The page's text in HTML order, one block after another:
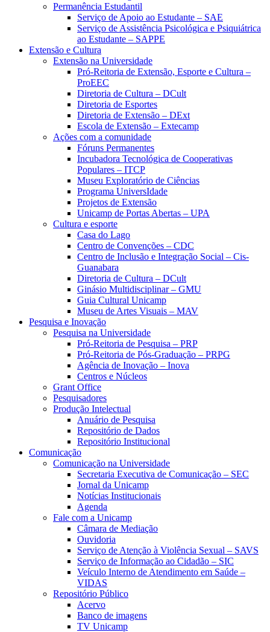
Permanência Estudantil
Serviço de Apoio ao Estudante – SAE
Serviço de Assistência Psicológica e Psiquiátrica
ao Estudante – SAPPE
Extensão e Cultura
Extensão na Universidade
Pró-Reitoria de Extensão, Esporte e Cultura –
ProEEC
Diretoria de Cultura – DCult
Diretoria de Esportes
Diretoria de Extensão – DExt
Escola de Extensão – Extecamp
Ações com a comunidade
Fóruns Permanentes
Incubadora Tecnológica de Cooperativas
Populares – ITCP
Museu Exploratório de Ciências
Programa UniversIdade
Projetos de Extensão
Unicamp de Portas Abertas – UPA
Cultura e esporte
Casa do Lago
Centro de Convenções – CDC
Centro de Inclusão e Integração Social – Cis-
Guanabara
Diretoria de Cultura – DCult
Ginásio Multidisciplinar – GMU
Guia Cultural Unicamp
Museu de Artes Visuais – MAV
Pesquisa e Inovação
Pesquisa na Universidade
Pró-Reitoria de Pesquisa – PRP
Pró-Reitoria de Pós-Graduação – PRPG
Agência de Inovação – Inova
Centros e Núcleos
Grant Office
Pesquisadores
Produção Intelectual
Anuário de Pesquisa
Repositório de Dados
Repositório Institucional
Comunicação
Comunicação na Universidade
Secretaria Executiva de Comunicação – SEC
Jornal da Unicamp
Notícias Institucionais
Agenda
Fale com a Unicamp
Câmara de Mediação
Ouvidoria
Serviço de Atenção à Violência Sexual – SAVS
Serviço de Informação ao Cidadão – SIC
Veículo Interno de Atendimento em Saúde –
VIDAS
Repositório Público
Acervo
Banco de imagens
TV Unicamp